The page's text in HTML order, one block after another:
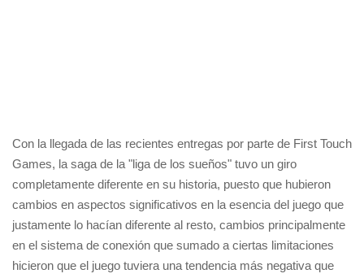
Con la llegada de las recientes entregas por parte de First Touch
Games, la saga de la "liga de los sueños" tuvo un giro
completamente diferente en su historia, puesto que hubieron
cambios en aspectos significativos en la esencia del juego que
justamente lo hacían diferente al resto, cambios principalmente
en el sistema de conexión que sumado a ciertas limitaciones
hicieron que el juego tuviera una tendencia más negativa que